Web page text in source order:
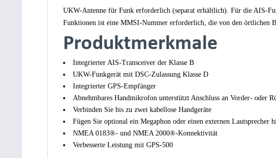
UKW-Antenne für Funk erforderlich (separat erhältlich). Für die AIS-
Funktionen ist eine MMSI-Nummer erforderlich, die von den örtlichen
Produktmerkmale
Integrierter AIS-Transceiver der Klasse B
UKW-Funkgerät mit DSC-Zulassung Klasse D
Integrierter GPS-Empfänger
Abnehmbares Handmikrofon unterstützt Anschluss an Vorder- oder
Verbinden Sie bis zu zwei kabellose Handgeräte
Fügen Sie optional ein Megaphon oder einen externen Lautsprecher
NMEA 0183®- und NMEA 2000®-Konnektivität
Verbesserte Leistung mit GPS-500